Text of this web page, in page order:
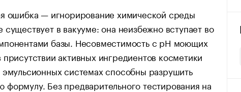
ошибка — игнорирование химической среды
в вакууме: она неизбежно вступает во
базы. Несовместимость с pH моющих
активных ингредиентов косметики
эмульсионных системах способны разрушить
Без предварительного тестирования на